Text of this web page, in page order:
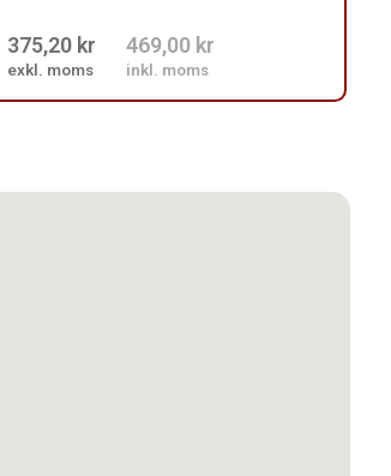
375,20 kr
exkl. moms
469,00 kr
inkl. moms